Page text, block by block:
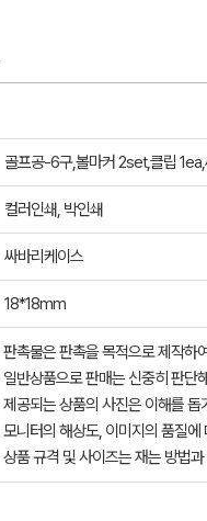
골프공-6구,볼마커 2set,클립
컬러인쇄, 박인쇄
싸바리케이스
18*18mm
판촉물은 판촉을 목적으로 제작하
일반상품으로 판매는 신중히 판단
제공되는 상품의 사진은 이해를
모니터의 해상도, 이미지의 품질
상품 규격 및 사이즈는 재는 방법